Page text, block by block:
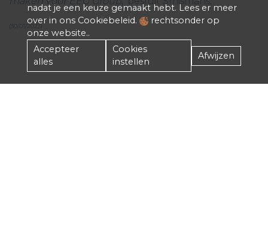
nadat je een keuze gemaakt hebt. Lees er meer
over in ons Cookiebeleid.
rechtsonder op
onze website..
Accepteer
alles
Cookies
instellen
Afwijzen